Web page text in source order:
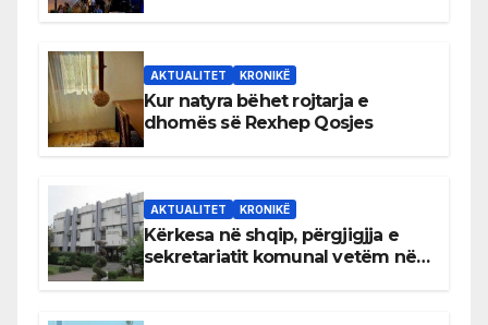
AKTUALITET KRONIKË
Kur natyra bëhet rojtarja e
dhomës së Rexhep Qosjes
AKTUALITET KRONIKË
Kërkesa në shqip, përgjigjja e
sekretariatit komunal vetëm në